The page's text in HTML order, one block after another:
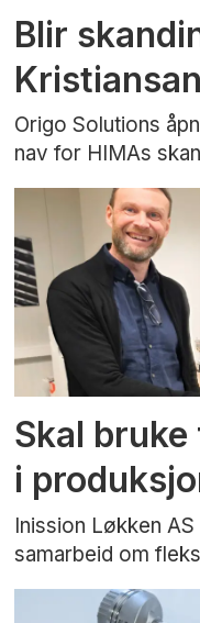
Blir
Origo Solutions
nav for HIMAs
Skal
i
Inission Løkken
samarbeid om